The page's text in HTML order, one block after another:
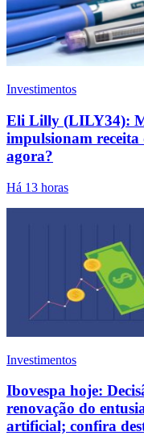
Investimentos
Eli Lilly (LILY34):
impulsionam receita
agora?
Há 13 horas
Investimentos
Ibovespa hoje:
renovação do
artificial; confira